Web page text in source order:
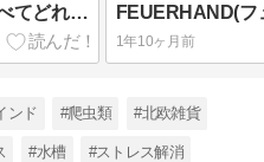
Olight seeker4 proは前作と比べてどれくらい進化してる？徹底解説!
1年10ヶ月前
ンド #爬虫類 #北欧雑貨
#水槽 #ストレス解消